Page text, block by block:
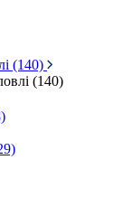
(140)
(140)